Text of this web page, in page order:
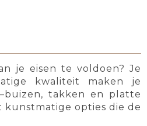
je eisen te voldoen? Je
kwaliteit maken je
takken en platte
kunstmatige opties die de